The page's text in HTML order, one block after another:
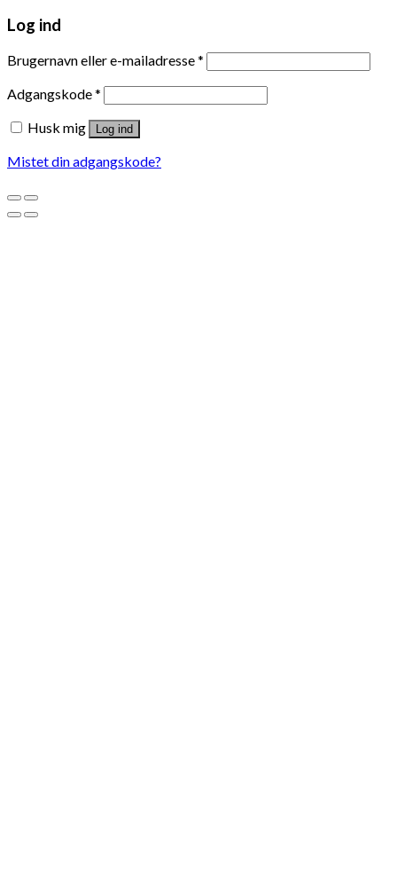
Log ind
Brugernavn eller e-mailadresse*
Adgangskode*
Husk mig
Log ind
Mistet din adgangskode?